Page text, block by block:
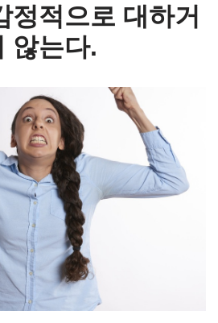
정적으로 대하거
않는다.